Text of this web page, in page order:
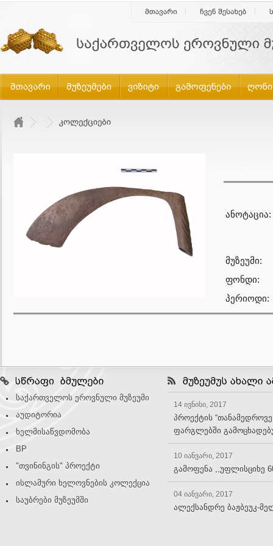
ანოტაცია:
მუზეუმი:
ფონდი:
პერიოდი:
საქართველოს ეროვნული მუზეუმი
აუდიტორია
ხელმისაწვდომობა
BP
"თვინინგის" პროექტი
ისლამური ხელოვნების კოლექცია
საუბრები მუზეუმში
14 ივნისი, 2017
პროექტის
ფარგლებში
10 იანვარი, 2017
გამოფენა ,,უფლისციხე
04 იანვარი, 2017
ალექსანდრე ბაჟბეუკ-